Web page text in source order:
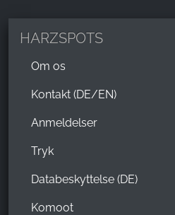
HARZSPOTS
Om os
Kontakt (DE/EN)
Anmeldelser
Tryk
Databeskyttelse (DE)
Komoot